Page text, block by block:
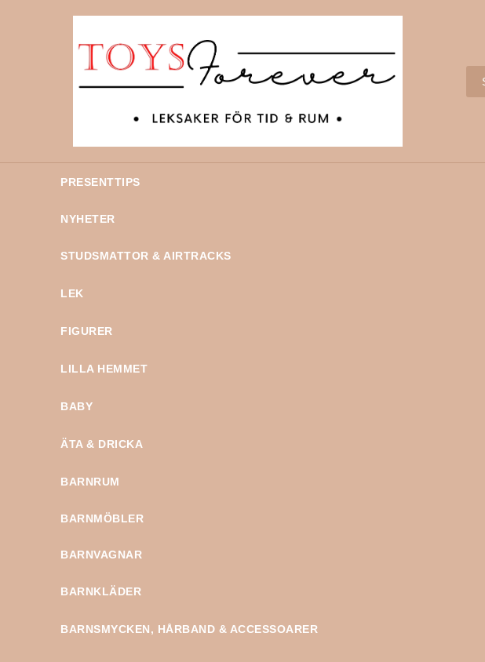
PRESENTTIPS
NYHETER
STUDSMATTOR & AIRTRACKS
LEK
FIGURER
LILLA HEMMET
BABY
ÄTA & DRICKA
BARNRUM
BARNMÖBLER
BARNVAGNAR
BARNKLÄDER
BARNSMYCKEN, HÅRBAND & ACCESSOARER